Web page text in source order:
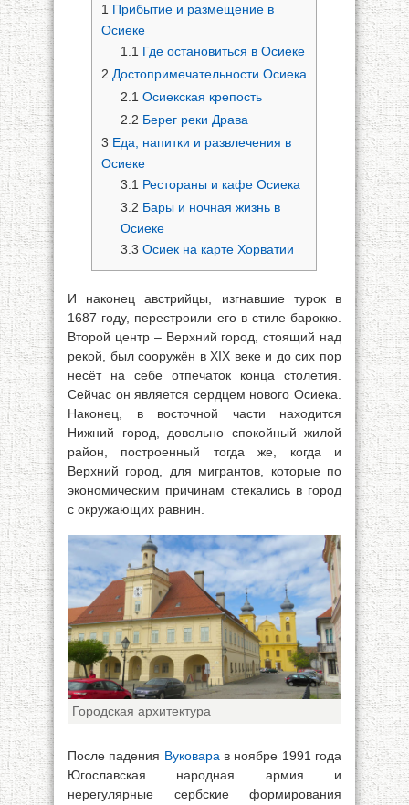
1 Прибытие и размещение в
Осиеке
1.1 Где остановиться в Осиеке
2 Достопримечательности Осиека
2.1 Осиекская крепость
2.2 Берег реки Драва
3 Еда, напитки и развлечения в
Осиеке
3.1 Рестораны и кафе Осиека
3.2 Бары и ночная жизнь в
Осиеке
3.3 Осиек на карте Хорватии
И наконец австрийцы, изгнавшие турок в
1687 году, перестроили его в стиле барокко.
Второй центр – Верхний город, стоящий над
рекой, был сооружён в XIX веке и до сих пор
несёт на себе отпечаток конца столетия.
Сейчас он является сердцем нового Осиека.
Наконец, в восточной части находится
Нижний город, довольно спокойный жилой
район, построенный тогда же, когда и
Верхний город, для мигрантов, которые по
экономическим причинам стекались в город
с окружающих равнин.
Городская архитектура
После падения Вуковара в ноябре 1991 года
Югославская народная армия и
нерегулярные сербские формирования